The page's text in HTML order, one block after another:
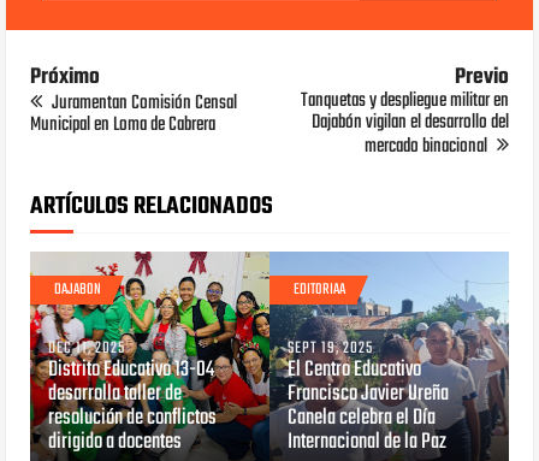
Próximo
Juramentan Comisión Censal
Municipal en Loma de Cabrera
Previo
Tanquetas y despliegue militar en
Dajabón vigilan el desarrollo del
mercado binacional
ARTÍCULOS RELACIONADOS
DAJABON
DEC 11, 2025
Distrito Educativo 13-04
desarrolla taller de
resolución de conflictos
dirigido a docentes
EDITORIAA
SEPT 19, 2025
El Centro Educativo
Francisco Javier Ureña
Canela celebra el Día
Internacional de la Paz